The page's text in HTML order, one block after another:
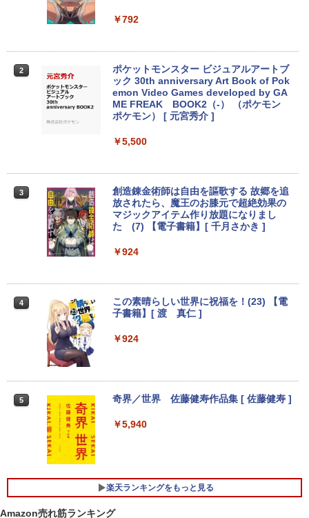
ーボード付 ・初期設定不要
【★最大100%ポイント】【新生活応援・
2026】【Office 2019 H&B】富士通 MU
937/Celeron 3865U/メモリ:4GB/8GB/S
フルHD/wifi/HDMI/USB3.0/中古 ノート
￥9,999
＼ ★最大2555円OFFクーポン★／中古
パソコン 15.6インチ SSD256GB メモリ
付き WIFI Bluetooth 激安PC 安いパソコ
ン
タッチパネル液晶 WEBカメラ HDMI Cor
e i5 8265U メモリー8GB 高速SSD128G
B 無線LAN B5サイズ モバイル フルHD
液晶 ノートパソコン【中古】【30日保
証】1803966
ボード マウス付 初期設定済 WEBカメラ
￥63,800
【★20％クーポン】MINISFORUM NAB
6 Lite ミニPC Intel® Core i5-12600H 1
6 BT5.2 2x2500Mbps LAN有線無線接続
￥109,799
WHB3 ゲーミングデスクトップ
【展示品・代引不可】 富士通 FUJITSU
ce付き
￥229,800
deon 8060S /128GB+2TB SSD/ 1 х HD
MI ・2 х USB4・2 х USB4 V2 /2 х 10Gb
軽量 自立型 スピーカー内蔵Switch2 PS5
￥11,999
【送料無料】TF: DELL デル 超広視野角
P2421D QHD (2560x1440) 液晶モニター
イト付 非光沢 ノングレア 液晶ディスプ
￥14,800
ル液晶ディスプレイ(10.5型/IPS/FHD+ 19
￥14,440
40) Fast IPS 200Hz 1ms(MPRT) 124%s
RGB 低ブルーライトフリッカーフリーFr
eeSync & G-Sync対応高輝度400cd/m²
PS5対応HDMI×2 DP×1.4 KTC H27T22C
3年保証
￥792
2
ポケットモンスター ビジュアルアートブ
ック 30th anniversary Art Book of Pok
emon Video Games developed by GA
ME FREAK BOOK2（-） （ポケモン
ポケモン） [ 元宮秀介 ]
￥5,500
3
創造錬金術師は自由を謳歌する 故郷を追
放されたら、魔王のお膝元で超絶効果の
マジックアイテム作り放題になりまし
た (7) 【電子書籍】[ 千月さかき ]
￥924
4
この素晴らしい世界に祝福を！(23) 【電
子書籍】[ 渡 真仁 ]
￥924
5 奇界／世界 佐藤健寿作品集 [ 佐藤健寿 ]
￥5,940
楽天ランキングをもっと見る
Amazon売れ筋ランキング